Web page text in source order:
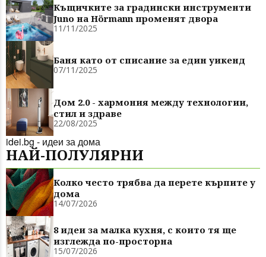
Къщичките за градински инструменти
Juno на Hörmann променят двора
11/11/2025
Баня като от списание за един уикенд
07/11/2025
Дом 2.0 - хармония между технологии,
стил и здраве
22/08/2025
idei.bg - идеи за дома
НАЙ-ПОЛУЛЯРНИ
Колко често трябва да перете кърпите у
дома
14/07/2026
8 идеи за малка кухня, с които тя ще
изглежда по-просторна
15/07/2026